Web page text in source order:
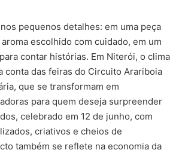
pequenos detalhes: em uma peça
escolhido com cuidado, em um
contar histórias. Em Niterói, o clima
conta das feiras do Circuito Arariboia
que se transformam em
para quem deseja surpreender
celebrado em 12 de junho, com
criativos e cheios de
também se reflete na economia da